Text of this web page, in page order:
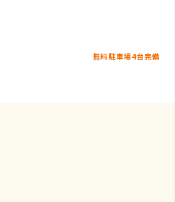
無料駐車場4台完備